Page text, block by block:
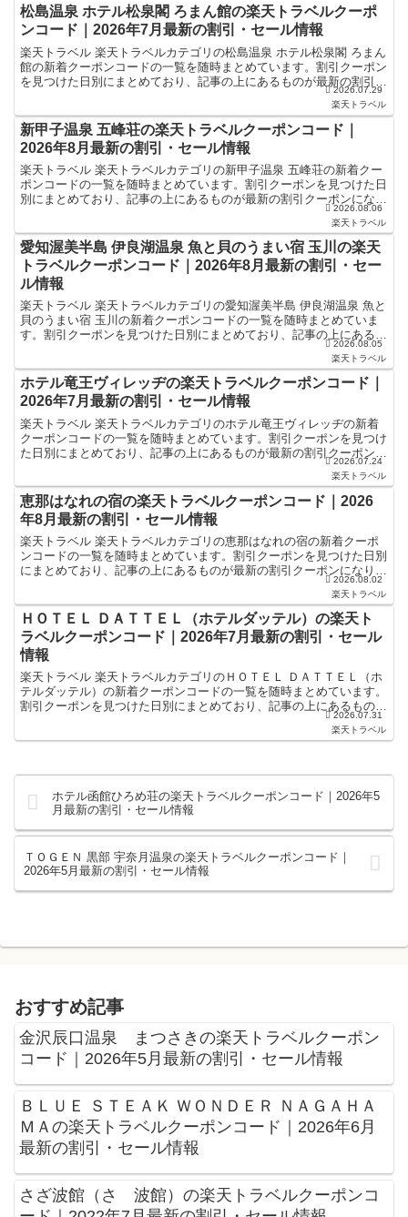
松島温泉 ホテル松泉閣 ろまん館の楽天トラベルクーポ
ンコード｜2026年7月最新の割引・セール情報
楽天トラベル 楽天トラベルカテゴリの松島温泉 ホテル松泉閣 ろまん
館の新着クーポンコードの一覧を随時まとめています。割引クーポン
を見つけた日別にまとめており、記事の上にあるものが最新の割引ク
ーポンになります。ホテル・旅館宿泊の予約などで使え...
2026.07.29
楽天トラベル
新甲子温泉 五峰荘の楽天トラベルクーポンコード｜
2026年8月最新の割引・セール情報
楽天トラベル 楽天トラベルカテゴリの新甲子温泉 五峰荘の新着クー
ポンコードの一覧を随時まとめています。割引クーポンを見つけた日
別にまとめており、記事の上にあるものが最新の割引クーポンになり
ます。ホテル・旅館宿泊の予約などで使えるクーポンやセ...2026.08.06
楽天トラベル
愛知渥美半島 伊良湖温泉 魚と貝のうまい宿 玉川の楽天
トラベルクーポンコード｜2026年8月最新の割引・セー
ル情報
楽天トラベル 楽天トラベルカテゴリの愛知渥美半島 伊良湖温泉 魚と
貝のうまい宿 玉川の新着クーポンコードの一覧を随時まとめていま
す。割引クーポンを見つけた日別にまとめており、記事の上にあるも
のが最新の割引クーポンになります。ホテル・旅館宿泊...
2026.08.05
楽天トラベル
ホテル竜王ヴィレッヂの楽天トラベルクーポンコード｜
2026年7月最新の割引・セール情報
楽天トラベル 楽天トラベルカテゴリのホテル竜王ヴィレッヂの新着
クーポンコードの一覧を随時まとめています。割引クーポンを見つけ
た日別にまとめており、記事の上にあるものが最新の割引クーポンに
なります。ホテル・旅館宿泊の予約などで使えるクーポンや...2026.07.24
楽天トラベル
恵那はなれの宿の楽天トラベルクーポンコード｜2026
年8月最新の割引・セール情報
楽天トラベル 楽天トラベルカテゴリの恵那はなれの宿の新着クーポ
ンコードの一覧を随時まとめています。割引クーポンを見つけた日別
にまとめており、記事の上にあるものが最新の割引クーポンになりま
す。ホテル・旅館宿泊の予約などで使えるクーポンやセール...2026.08.02
楽天トラベル
ＨＯＴＥＬ ＤＡＴＴＥＬ（ホテルダッテル）の楽天ト
ラベルクーポンコード｜2026年7月最新の割引・セール
情報
楽天トラベル 楽天トラベルカテゴリのＨＯＴＥＬ ＤＡＴＴＥＬ（ホ
テルダッテル）の新着クーポンコードの一覧を随時まとめています。
割引クーポンを見つけた日別にまとめており、記事の上にあるものが
最新の割引クーポンになります。ホテル・旅館宿泊の予約...2026.07.31
楽天トラベル
ホテル函館ひろめ荘の楽天トラベルクーポンコード｜2026年5
月最新の割引・セール情報
ＴＯＧＥＮ 黒部 宇奈月温泉の楽天トラベルクーポンコード｜
2026年5月最新の割引・セール情報
おすすめ記事
金沢辰口温泉 まつさきの楽天トラベルクーポン
コード｜2026年5月最新の割引・セール情報
ＢＬＵＥ ＳＴＥＡＫ ＷＯＮＤＥＲ ＮＡＧＡＨＡ
ＭＡの楽天トラベルクーポンコード｜2026年6月
最新の割引・セール情報
さざ波館（さゞ波館）の楽天トラベルクーポンコ